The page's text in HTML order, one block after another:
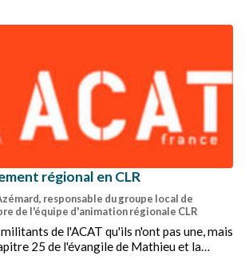
régional en CLR
responsable du groupe local de
de l'équipe d'animation régionale CLR
de l'ACAT qu'ils n'ont pas une, mais
25 de l'évangile de Mathieu et la
des droits de l'homme (DUDH).